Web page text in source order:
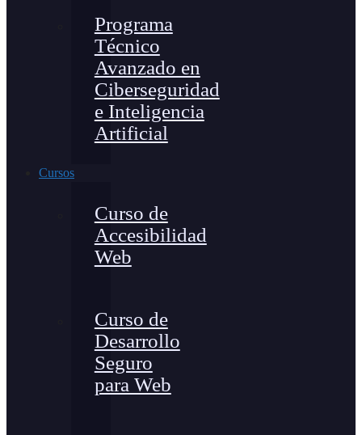
Programa
Técnico
Avanzado en
Ciberseguridad
e Inteligencia
Artificial
Cursos
Curso de
Accesibilidad
Web
Curso de
Desarrollo
Seguro
para Web